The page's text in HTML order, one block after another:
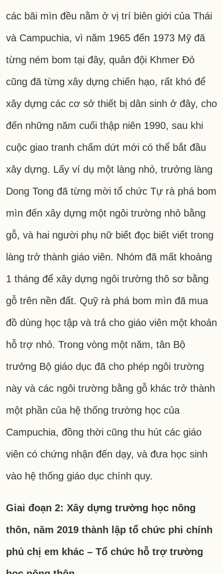
các bãi mìn đều nằm ở vị trí biên giới của Thái
và Campuchia, vì năm 1965 đến 1973 Mỹ đã
từng ném bom tại đây, quân đội Khmer Đỏ
cũng đã từng xây dựng chiến hạo, rất khó để
xây dựng các cơ sở thiết bị dân sinh ở đây, cho
đến những năm cuối thập niên 1990, sau khi
cuộc giao tranh chấm dứt mới có thể bắt đầu
xây dựng. Lấy ví dụ một làng nhỏ, trưởng làng
Dong Tong đã từng mời tổ chức Tự rà phá bom
mìn đến xây dựng một ngôi trường nhỏ bằng
gỗ, và hai người phụ nữ biết đọc biết viết trong
làng trở thành giáo viên. Nhóm đã mất khoảng
1 tháng để xây dựng ngôi trường thô sơ bằng
gỗ trên nền đất. Quỹ rà phá bom mìn đã mua
đồ dùng học tập và trả cho giáo viên một khoản
hỗ trợ nhỏ. Trong vòng một năm, tân Bộ
trưởng Bộ giáo dục đã cho phép ngôi trường
này và các ngôi trường bằng gỗ khác trở thành
một phần của hệ thống trường học của
Campuchia, đồng thời cũng thu hút các giáo
viên có chứng nhận đến dạy, và đưa học sinh
vào hệ thống giáo dục chính quy.
Giai đoạn 2: Xây dựng trường học nông
thôn, năm 2019 thành lập tổ chức phi chính
phủ chị em khác – Tổ chức hỗ trợ trường